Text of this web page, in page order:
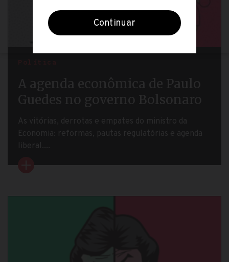
A agenda econômica de Paulo
Guedes no governo Bolsonaro
As vitórias, derrotas e empates do ministro da
Economia: reformas, pautas regulatórias e agenda
liberal....